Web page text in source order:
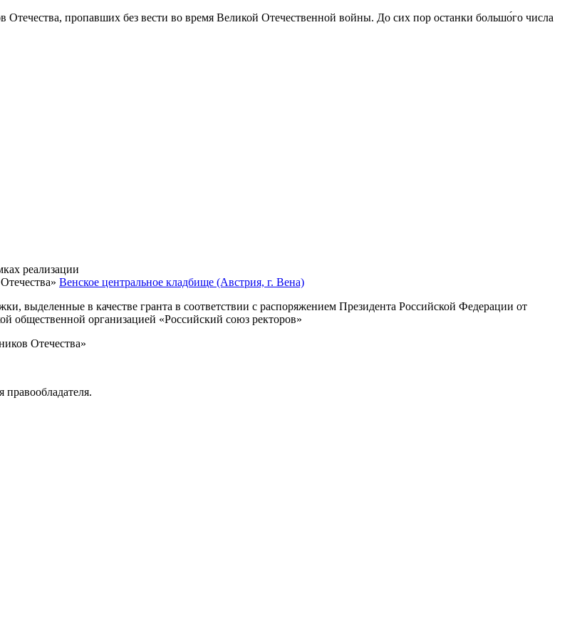
Отечества, пропавших без вести во время Великой Отечественной войны. До сих пор останки большо́го числа
реализации
Венское центральное кладбище (Австрия, г. Вена)
выделенные в качестве гранта в соответствии с распоряжением Президента Российской Федерации от
общественной организацией «Российский союз ректоров»
Отечества»